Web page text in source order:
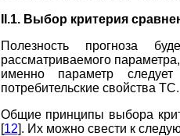
II.1. Выбор критерия
Полезность прогноза
рассматриваемого
именно параметр
потребительские свойства ТС.
Общие принципы выбора
[12]. Их можно свести к